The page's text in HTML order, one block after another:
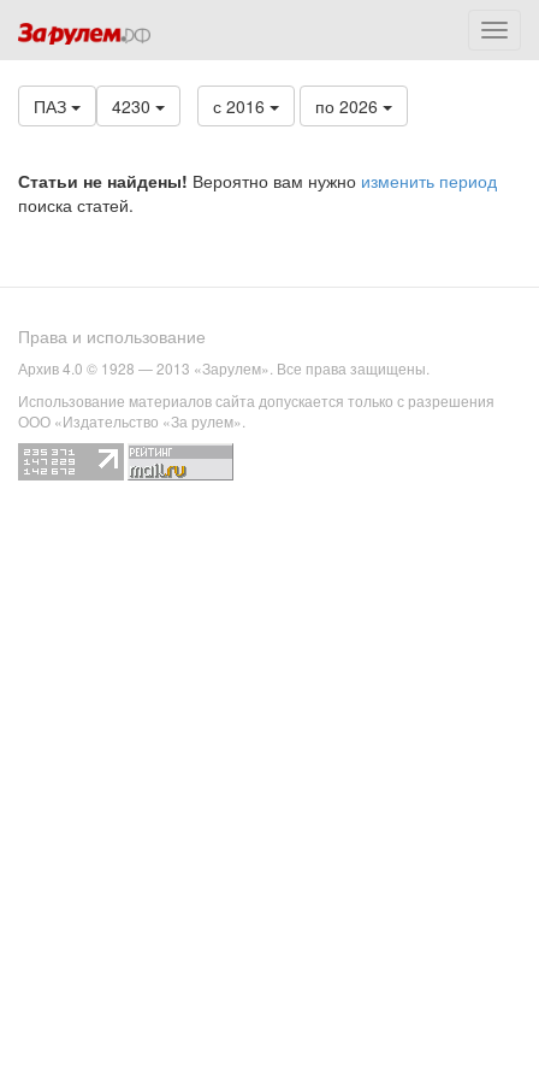
ПАЗ 4230 с 2016 по 2026
Статьи не найдены! Вероятно вам нужно изменить период
поиска статей.
Права и использование
Архив 4.0 © 1928 — 2013 «Зарулем». Все права защищены.
Использование материалов сайта допускается только с разрешения
ООО «Издательство «За рулем».